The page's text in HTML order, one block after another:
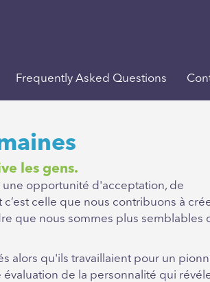
Frequently Asked Questions
les gens.
une opportunité d'acceptation, de
celle que nous contribuons à
que nous sommes plus semblables
alors qu'ils travaillaient pour un
de la personnalité qui